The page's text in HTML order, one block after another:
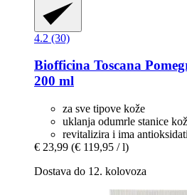
4.2 (30)
Biofficina Toscana
200 ml
za sve tipove kože
uklanja odumrle stanice
revitalizira i ima
€ 23,99 (€ 119,95 / l)
Dostava do 12. kolovoza